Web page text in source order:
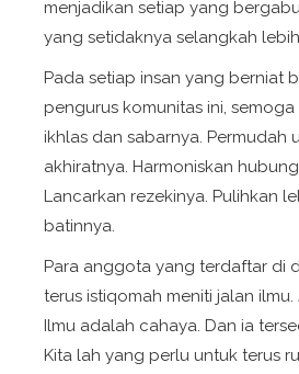
menjadikan setiap yang
yang setidaknya selangkah
Pada setiap insan yang berniat
pengurus komunitas ini,
ikhlas dan sabarnya. Permudah
akhiratnya. Harmoniskan
Lancarkan rezekinya. Pulihkan
batinnya.
Para anggota yang terdaftar di
terus istiqomah meniti jalan
Ilmu adalah cahaya. Dan ia
Kita lah yang perlu untuk terus